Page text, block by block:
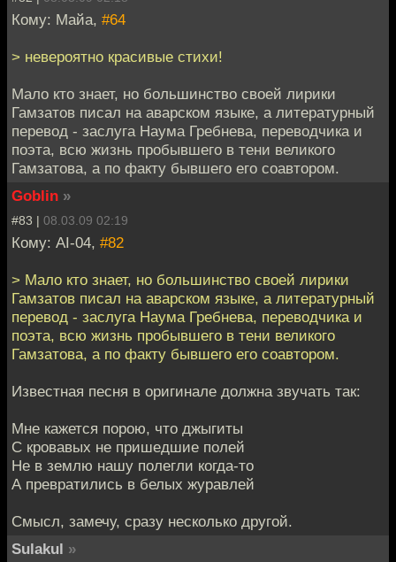
Кому: Майа, #64
> невероятно красивые стихи!
Мало кто знает, но большинство своей лирики
Гамзатов писал на аварском языке, а литературный
перевод - заслуга Наума Гребнева, переводчика и
поэта, всю жизнь пробывшего в тени великого
Гамзатова, а по факту бывшего его соавтором.
Goblin »
#83 | 08.03.09 02:19
Кому: AI-04, #82
> Мало кто знает, но большинство своей лирики
Гамзатов писал на аварском языке, а литературный
перевод - заслуга Наума Гребнева, переводчика и
поэта, всю жизнь пробывшего в тени великого
Гамзатова, а по факту бывшего его соавтором.
Известная песня в оригинале должна звучать так:
Мне кажется порою, что джыгиты
С кровавых не пришедшие полей
Не в землю нашу полегли когда-то
А превратились в белых журавлей
Смысл, замечу, сразу несколько другой.
Sulakul »